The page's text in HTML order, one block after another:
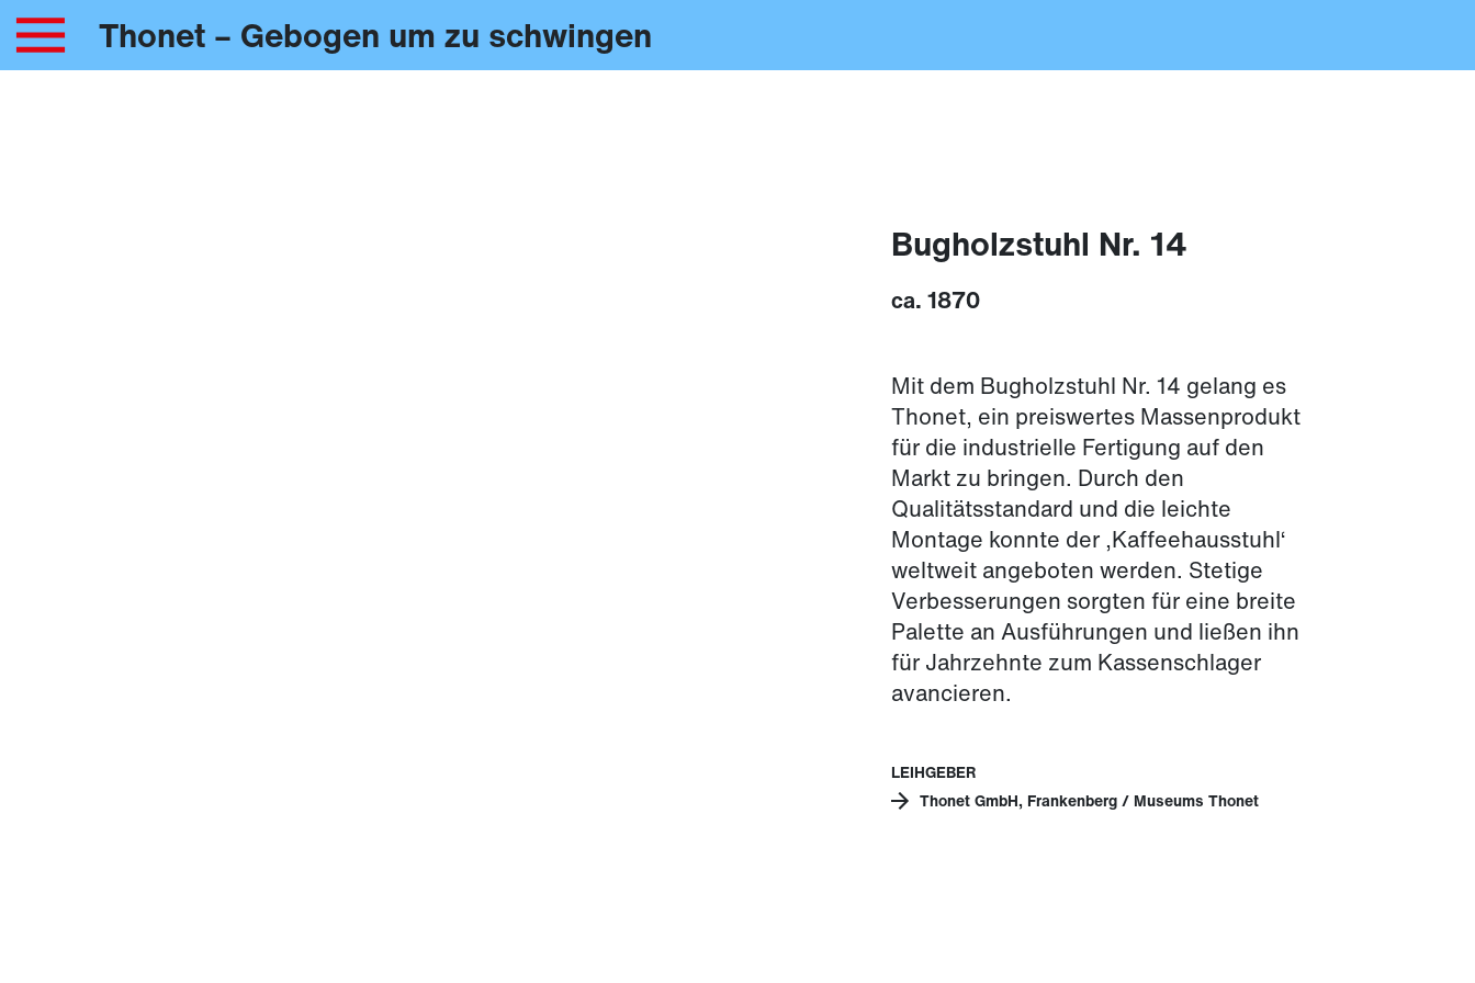
Thonet – Gebogen um zu schwingen
Bugholzstuhl Nr. 14
ca. 1870
Mit dem Bugholzstuhl Nr. 14 gelang es
Thonet, ein preiswertes Massenprodukt
für die industrielle Fertigung auf den
Markt zu bringen. Durch den
Qualitätsstandard und die leichte
Montage konnte der ‚Kaffeehausstuhl‘
weltweit angeboten werden. Stetige
Verbesserungen sorgten für eine breite
Palette an Ausführungen und ließen ihn
für Jahrzehnte zum Kassenschlager
avancieren.
LEIHGEBER
Thonet GmbH, Frankenberg / Museums Thonet